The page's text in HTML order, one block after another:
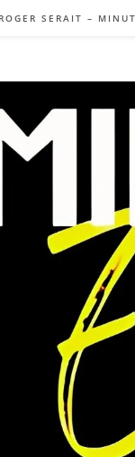
SERAIT –